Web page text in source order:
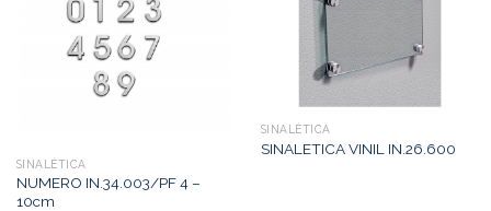
SINALÉTICA
NUMERO IN.34.003/PF 4 –
10cm
SINALÉTICA
SINALETICA VINIL IN.26.600